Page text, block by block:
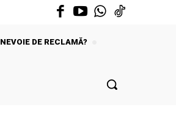
NEVOIE DE RECLAMĂ?